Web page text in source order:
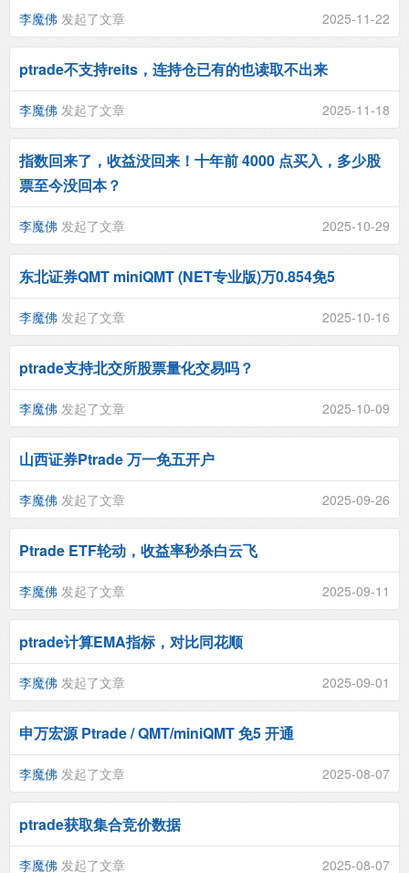
李魔佛 发起了文章 2025-11-22
ptrade不支持reits，连持仓已有的也读取不出来
李魔佛 发起了文章 2025-11-18
指数回来了，收益没回来！十年前 4000 点买入，多少股
票至今没回本？
李魔佛 发起了文章 2025-10-29
东北证券QMT miniQMT (NET专业版)万0.854免5
李魔佛 发起了文章 2025-10-16
ptrade支持北交所股票量化交易吗？
李魔佛 发起了文章 2025-10-09
山西证券Ptrade 万一免五开户
李魔佛 发起了文章 2025-09-26
Ptrade ETF轮动，收益率秒杀白云飞
李魔佛 发起了文章 2025-09-11
ptrade计算EMA指标，对比同花顺
李魔佛 发起了文章 2025-09-01
申万宏源 Ptrade / QMT/miniQMT 免5 开通
李魔佛 发起了文章 2025-08-07
ptrade获取集合竞价数据
李魔佛 发起了文章 2025-08-07